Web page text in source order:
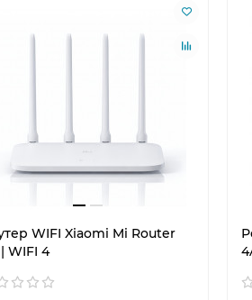
WIFI Xiaomi Mi Router
WIFI 4